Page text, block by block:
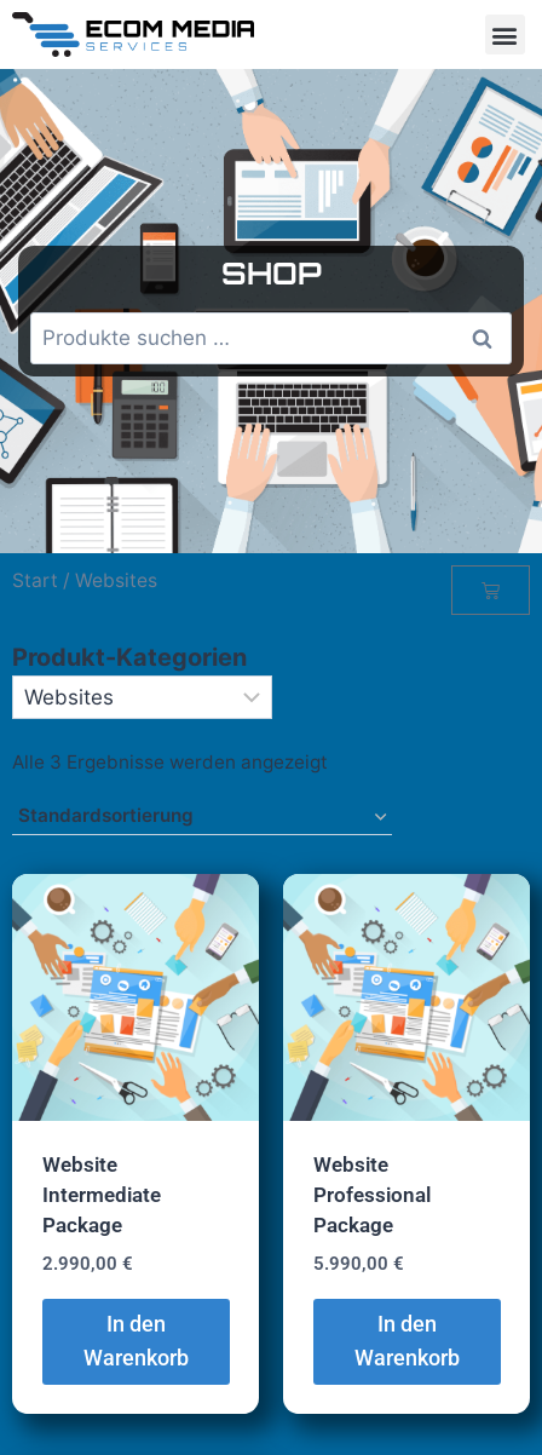
SHOP
Suchen
Start / Websites
Produkt-Kategorien
Alle 3 Ergebnisse werden angezeigt
Website
Intermediate
Package
2.990,00 €
In den
Warenkorb
Website
Professional
Package
5.990,00 €
In den
Warenkorb